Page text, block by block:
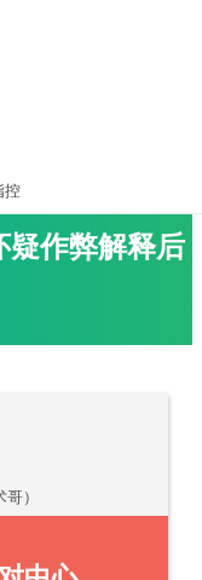
控
疑作弊解释后
）